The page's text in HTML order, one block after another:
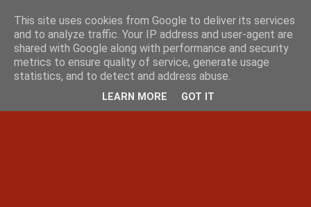
This site uses cookies from Google to deliver its services
and to analyze traffic. Your IP address and user-agent are
shared with Google along with performance and security
metrics to ensure quality of service, generate usage
statistics, and to detect and address abuse.
LEARN MORE GOT IT